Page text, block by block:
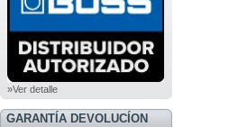
»Ver detalle
GARANTÍA DEVOLUCÍON